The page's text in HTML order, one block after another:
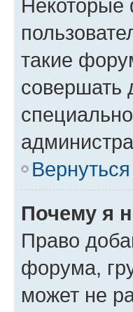
такие
совершать
Почему я
Право
форума,
может не